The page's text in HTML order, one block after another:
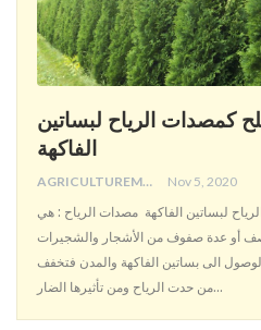
تصلح كمصدات الرياح لبساتين
الفاكهة
AGRICULTUREMONO
Nov 5, 2020
الرياح لبساتين الفاكهة مصدات الرياح : هي
أو عدة صفوف من الأشجار والشجيرات
الى بساتين الفاكهة والمدن فتخفف
من حدت الرياح ومن تأثيرها الضار…